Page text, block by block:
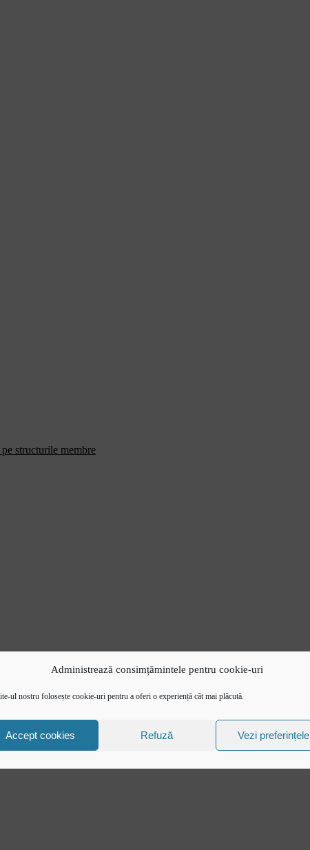
Administrează consimțămintele pentru cookie-uri
ul nostru folosește cookie-uri pentru a oferi o experiență cât mai plăcută.
Accept cookies Refuză Vezi preferințele
structurile membre